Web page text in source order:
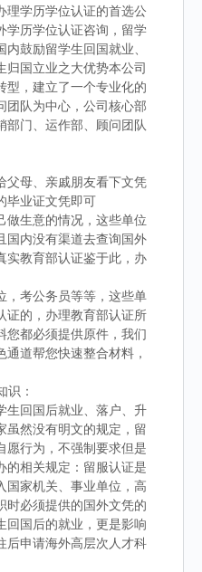
理学历学位认证的首选公
学历学位认证咨询，留学
鼓励留学生回国就业、
归国立业之大优势本公司
型，建立了一个专业化的
团队为中心，公司核心部
部门、运作部、顾问团队
父母、亲戚朋友看下文凭
毕业证文凭即可
做生意的情况，这些单位
国内没有渠道去查询国外
实教育部认证鉴于此，办
，考公务员等等，这些单
证的，办理教育部认证所
您都必须提供原件，我们
道帮您快速整合材料，
：
生回国后就业、落户、升
虽然没有明文的规定，留
愿行为，不强制要求但是
的相关规定：留服认证是
国家机关、事业单位，高
时必须提供的国外文凭的
回国后的就业，更是影响
后申请海外高层次人才科